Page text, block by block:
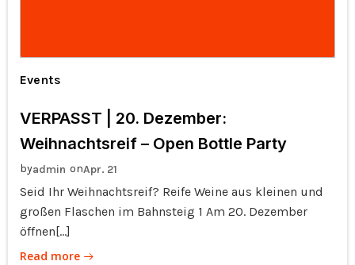
Events
VERPASST | 20. Dezember:
Weihnachtsreif – Open Bottle Party
byadmin onApr. 21
Seid Ihr Weihnachtsreif? Reife Weine aus kleinen und
großen Flaschen im Bahnsteig 1 Am 20. Dezember
öffnen[…]
Read more